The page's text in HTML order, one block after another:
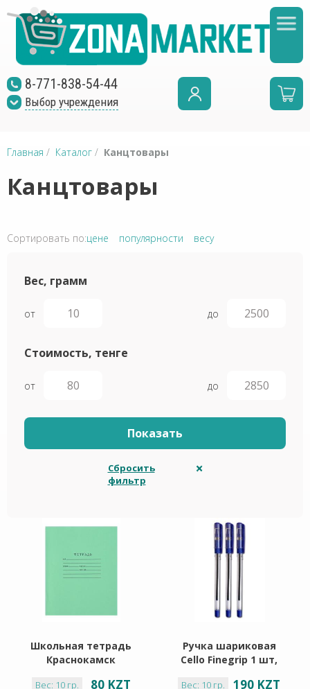
8-771-838-54-44
Выбор учреждения
Главная / Каталог / Канцтовары
Канцтовары
Сортировать по:цене популярности весу
Вес, грамм
от до
Стоимость, тенге
от до
Сбросить
фильтр
Школьная тетрадь
Краснокамск
Вес: 10 гр. 80 KZT
Ручка шариковая
Cello Finegrip 1 шт,
Вес: 10 гр. 190 KZT